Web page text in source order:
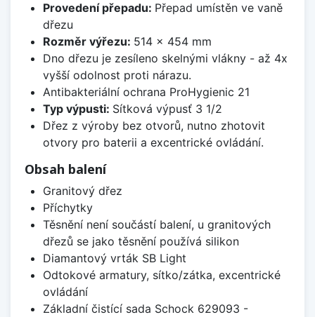
Provedení přepadu: Přepad umístěn ve vaně
dřezu
Rozměr výřezu: 514 x 454 mm
Dno dřezu je zesíleno skelnými vlákny - až 4x
vyšší odolnost proti nárazu.
Antibakteriální ochrana ProHygienic 21
Typ výpusti: Sítková výpusť 3 1/2
Dřez z výroby bez otvorů, nutno zhotovit
otvory pro baterii a excentrické ovládání.
Obsah balení
Granitový dřez
Příchytky
Těsnění není součástí balení, u granitových
dřezů se jako těsnění používá silikon
Diamantový vrták SB Light
Odtokové armatury, sítko/zátka, excentrické
ovládání
Základní čistící sada Schock 629093 -